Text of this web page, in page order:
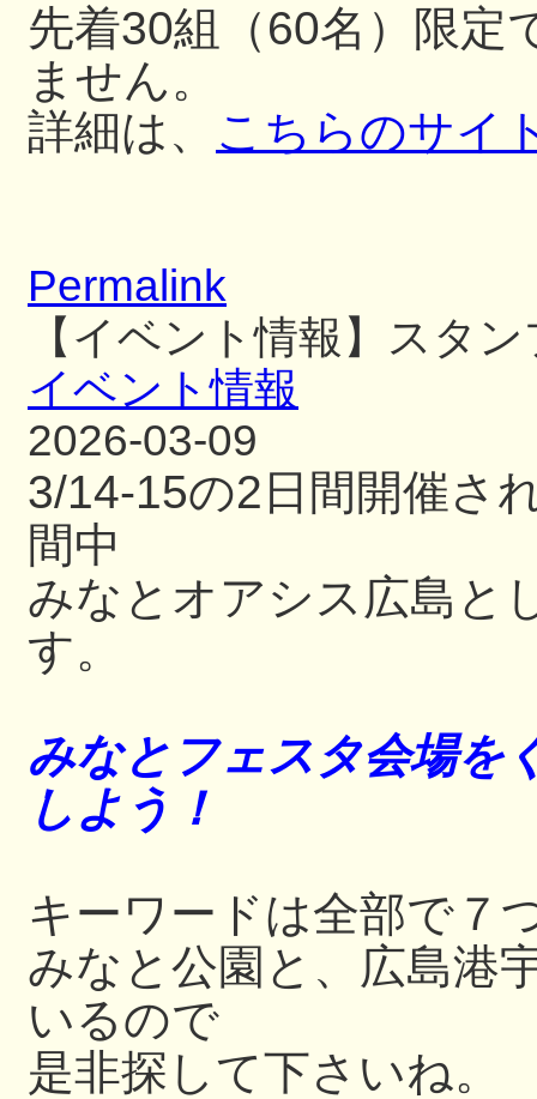
先着30組（60名）限定
ません。
詳細は、 こちらのサイ
Permalink
【イベント情報】スタ
イベント情報
2026-03-09
3/14-15の2日間開催さ
間中
みなとオアシス広島と
す。
みなとフェスタ会場を
しよう！
キーワードは全部
みなと公園と、広島港
いるので
是非探して下さいね。